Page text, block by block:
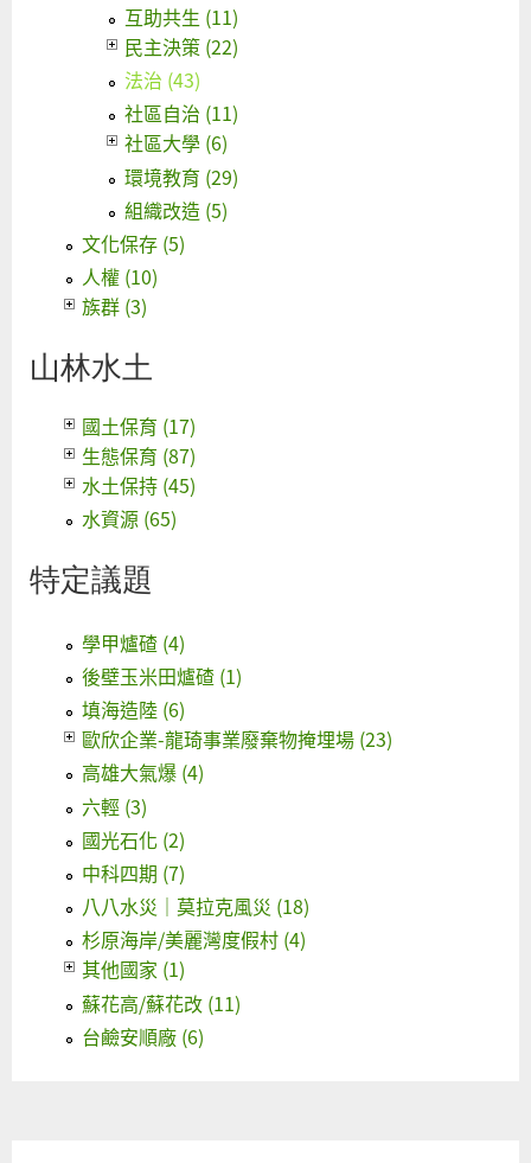
互助共生 (11)
民主決策 (22)
法治 (43)
社區自治 (11)
社區大學 (6)
環境教育 (29)
組織改造 (5)
文化保存 (5)
人權 (10)
族群 (3)
山林水土
國土保育 (17)
生態保育 (87)
水土保持 (45)
水資源 (65)
特定議題
學甲爐碴 (4)
後壁玉米田爐碴 (1)
填海造陸 (6)
歐欣企業-龍琦事業廢棄物掩埋場 (23)
高雄大氣爆 (4)
六輕 (3)
國光石化 (2)
中科四期 (7)
八八水災｜莫拉克風災 (18)
杉原海岸/美麗灣度假村 (4)
其他國家 (1)
蘇花高/蘇花改 (11)
台鹼安順廠 (6)